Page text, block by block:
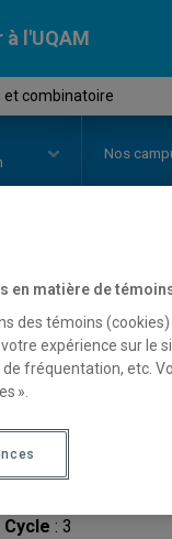
à l'UQAM
et combinatoire
Nos
//
Description
Cycle : 3
en matière de
des témoins
expérience sur le
fréquentation, etc.
».